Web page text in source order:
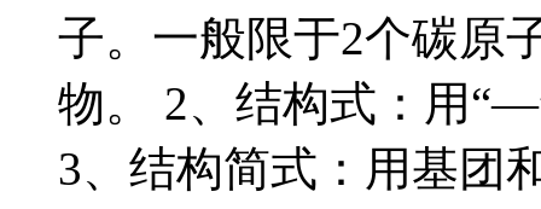
子。一般限于2个碳原
物。 2、结构式：用
3、结构简式：用基团